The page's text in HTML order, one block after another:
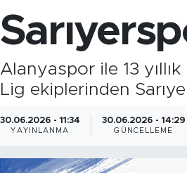
Alanyaspor ile 13
Lig ekiplerinden
30.06.2026 - 11:34
YAYINLANMA
30.06.2026 - 14:29
GÜNCELLEME
Puan Durumu ve Fikstür
Haberleri